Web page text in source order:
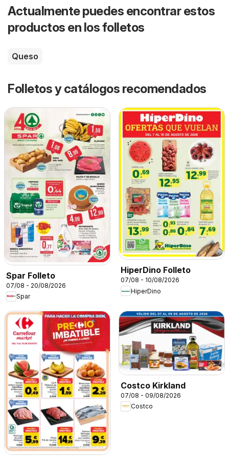
Actualmente puedes encontrar estos
productos en los folletos
Queso
Folletos y catálogos recomendados
Spar Folleto
07/08 - 20/08/2026
Spar
HiperDino Folleto
07/08 - 10/08/2026
HiperDino
Costco Kirkland
07/08 - 09/08/2026
Costco